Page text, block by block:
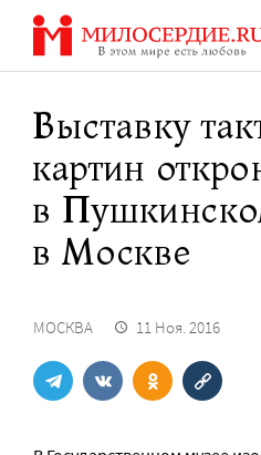
Перейти
содержанию
Выставку
картин
в
в Москве
МОСКВА 11 Ноя. 2016